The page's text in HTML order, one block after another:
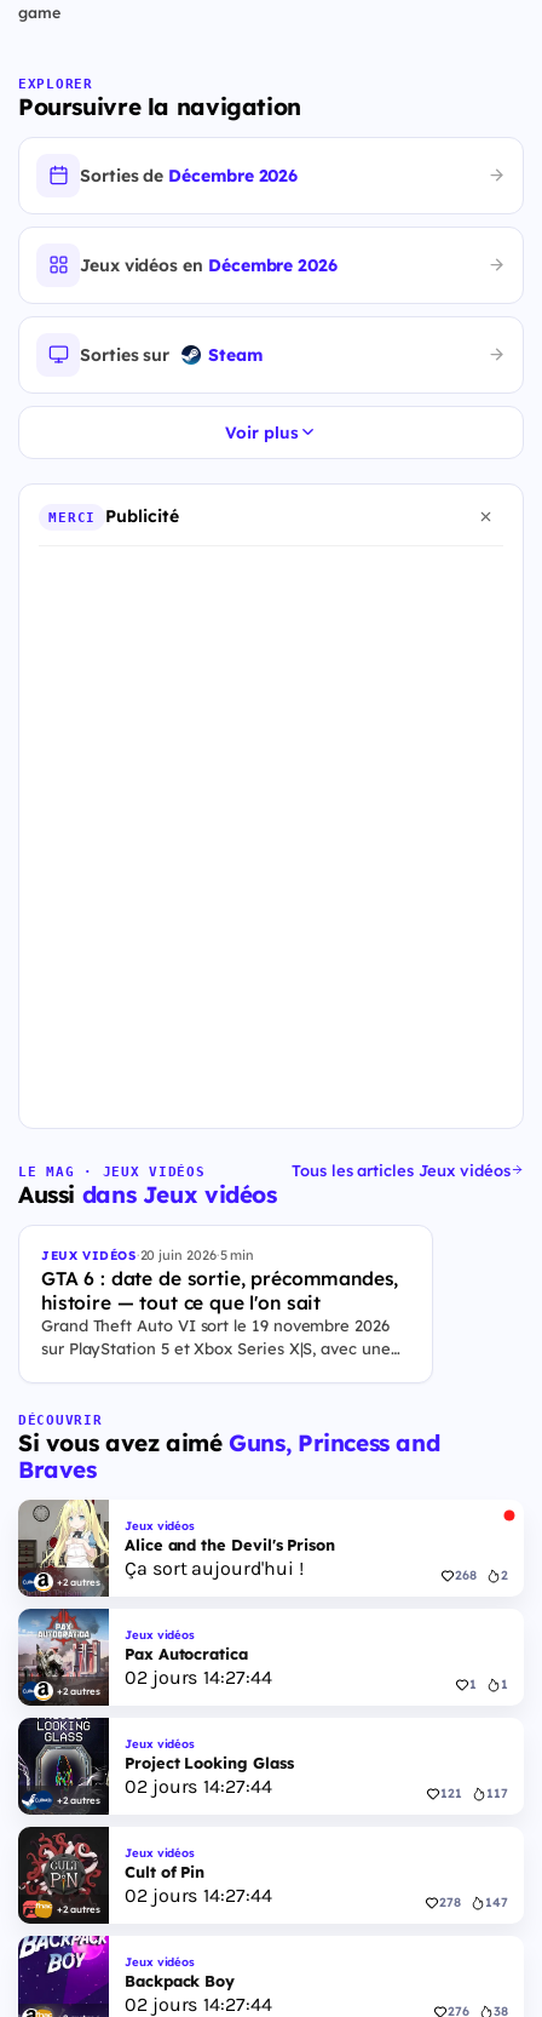
game
EXPLORER
Poursuivre la navigation
Sorties de Décembre 2026
Jeux vidéos en Décembre 2026
Sorties sur Steam
Voir plus
MERCI Publicité
LE MAG · JEUX VIDÉOS
Aussi dans Jeux vidéos
Tous les articles Jeux vidéos
JEUX VIDÉOS·20 juin 2026·5 min
GTA 6 : date de sortie, précommandes,
histoire — tout ce que l'on sait
Grand Theft Auto VI sort le 19 novembre 2026
sur PlayStation 5 et Xbox Series X|S, avec une
Floride, et sa ville Vice City. Il met en scène
pour la première fois un duo de protagonistes
jouables, Jason et Lucia, cette dernière étant la
DÉCOUVRIR
Si vous avez aiméGuns, Princess and
Braves
+2 autres
Jeux vidéos
Alice and the Devil's Prison
Ça sort aujourd'hui ! 268 2
+2 autres
Jeux vidéos
Pax Autocratica
02jours 14:27:43 1 1
+2 autres
Jeux vidéos
Project Looking Glass
02jours 14:27:43 121 117
+2 autres
Jeux vidéos
Cult of Pin
02jours 14:27:43 278 147
Jeux vidéos
Backpack Boy
02jours 14:27:43 276 38